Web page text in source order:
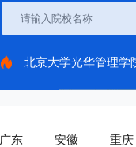
北京大学光华管理学
广东 安徽 重庆